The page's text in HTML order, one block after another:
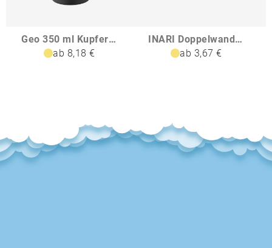
Geo 350 ml Kupfer-Vakuum Isolierbecher
ab 8,18 €
INARI Doppelwandiger Becher 300 ml
ab 3,67 €